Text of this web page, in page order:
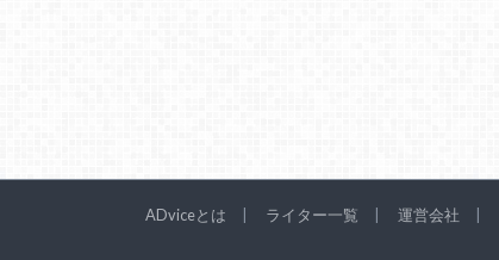
ADviceとは ライター一覧 運営会社